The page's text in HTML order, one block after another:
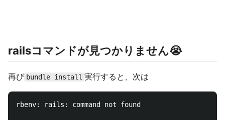
railsコマンドが見つかりません😭
再び bundle install 実行すると、次は
rbenv: rails: command not found